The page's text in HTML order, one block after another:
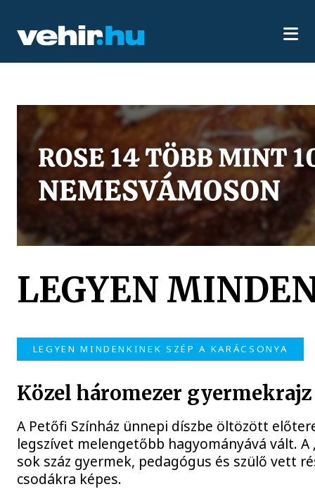
LEGYEN
LEGYEN MINDENKINEK SZÉP A KARÁCSONYA
Közel háromezer
A Petőfi Színház ünnepi díszbe öltözött
legszívet melengetőbb hagyományává vált.
sok száz gyermek, pedagógus és szülő vett
csodákra képes.